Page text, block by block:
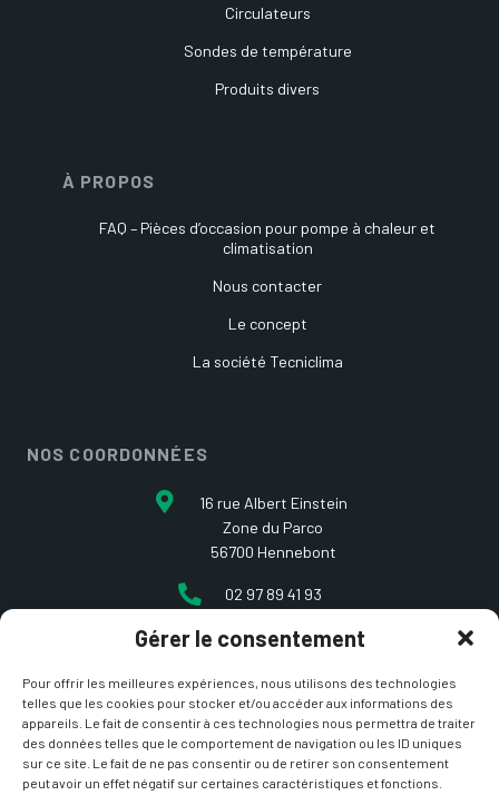
Gérer le consentement
Pour offrir les meilleures expériences, nous utilisons des technologies
telles que les cookies pour stocker et/ou accéder aux informations des
appareils. Le fait de consentir à ces technologies nous permettra de traiter
des données telles que le comportement de navigation ou les ID uniques
sur ce site. Le fait de ne pas consentir ou de retirer son consentement
peut avoir un effet négatif sur certaines caractéristiques et fonctions.
Circulateurs
Sondes de température
Produits divers
À PROPOS
FAQ – Pièces d’occasion pour pompe à chaleur et
climatisation
Nous contacter
Le concept
La société Tecniclima
NOS COORDONNÉES
16 rue Albert Einstein
Zone du Parco
56700 Hennebont
02 97 89 41 93
contact@etcarepart.com